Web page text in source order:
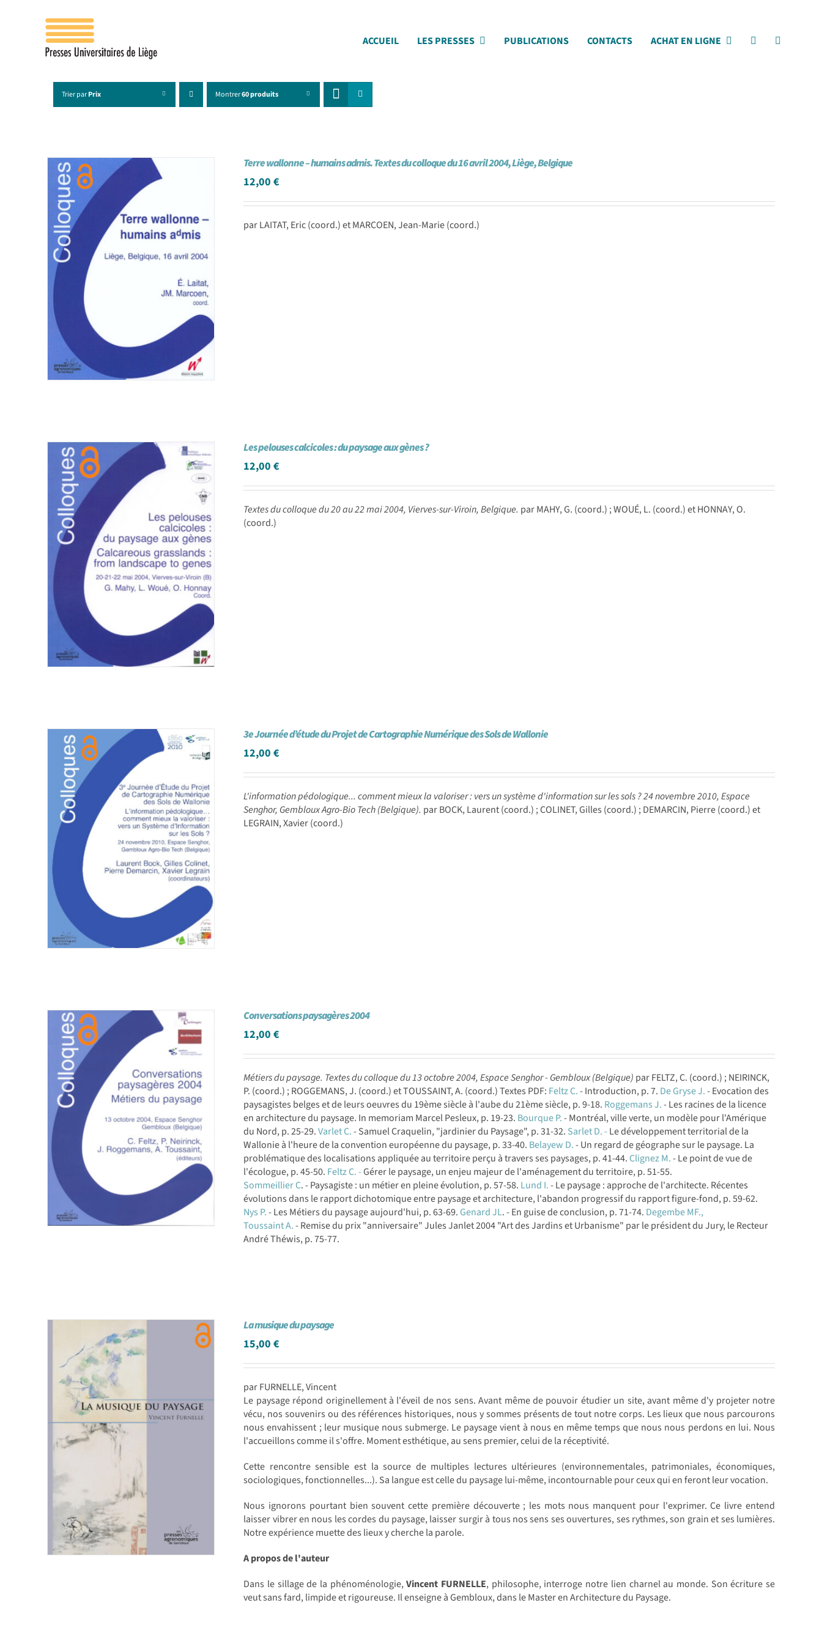
ACCUEIL LES PRESSES PUBLICATIONS CONTACTS ACHAT EN LIGNE
Trier parPrix Montrer60 produits
Terre wallonne – humains admis. Textes du colloque du 16 avril 2004, Liège, Belgique
12,00€
par LAITAT, Eric (coord.) et MARCOEN, Jean-Marie (coord.)
Les pelouses calcicoles : du paysage aux gènes ?
12,00€
Textes du colloque du 20 au 22 mai 2004, Vierves-sur-Viroin, Belgique. par MAHY, G. (coord.) ; WOUÉ, L. (coord.) et HONNAY, O.
(coord.)
3e Journée d’étude du Projet de Cartographie Numérique des Sols de Wallonie
12,00€
L'information pédologique... comment mieux la valoriser : vers un système d'information sur les sols ? 24 novembre 2010, Espace
Senghor, Gembloux Agro-Bio Tech (Belgique). par BOCK, Laurent (coord.) ; COLINET, Gilles (coord.) ; DEMARCIN, Pierre (coord.) et
LEGRAIN, Xavier (coord.)
Conversations paysagères 2004
12,00€
Métiers du paysage. Textes du colloque du 13 octobre 2004, Espace Senghor - Gembloux (Belgique) par FELTZ, C. (coord.) ; NEIRINCK,
P. (coord.) ; ROGGEMANS, J. (coord.) et TOUSSAINT, A. (coord.) Textes PDF: Feltz C.- Introduction, p. 7. De Gryse J.- Evocation des
paysagistes belges et de leurs oeuvres du 19ème siècle à l'aube du 21ème siècle, p. 9-18. Roggemans J.- Les racines de la licence
en architecture du paysage. In memoriam Marcel Pesleux, p. 19-23. Bourque P.- Montréal, ville verte, un modèle pour l'Amérique
du Nord, p. 25-29.Varlet C.- Samuel Craquelin, "jardinier du Paysage", p. 31-32. Sarlet D. -Le développement territorial de la
Wallonie à l'heure de la convention européenne du paysage, p. 33-40. Belayew D.- Un regard de géographe sur le paysage. La
problématique des localisations appliquée au territoire perçu à travers ses paysages, p. 41-44.Clignez M.- Le point de vue de
l'écologue, p. 45-50. Feltz C. -Gérer le paysage, un enjeu majeur de l'aménagement du territoire, p. 51-55.
Sommeillier C. - Paysagiste : un métier en pleine évolution, p. 57-58. Lund I.- Le paysage : approche de l'architecte. Récentes
évolutions dans le rapport dichotomique entre paysage et architecture, l'abandon progressif du rapport figure-fond, p. 59-62.
Nys P.- Les Métiers du paysage aujourd'hui, p. 63-69.Genard JL. - En guise de conclusion, p. 71-74. Degembe MF.,
Toussaint A.- Remise du prix "anniversaire" Jules Janlet 2004 "Art des Jardins et Urbanisme" par le président du Jury, le Recteur
André Théwis, p. 75-77.
La musique du paysage
15,00€
par FURNELLE, Vincent
Le paysage répond originellement à l'éveil de nos sens. Avant même de pouvoir étudier un site, avant même d'y projeter notre
vécu, nos souvenirs ou des références historiques, nous y sommes présents de tout notre corps. Les lieux que nous parcourons
nous envahissent ; leur musique nous submerge. Le paysage vient à nous en même temps que nous nous perdons en lui. Nous
l'accueillons comme il s'offre. Moment esthétique, au sens premier, celui de la réceptivité.
Cette rencontre sensible est la source de multiples lectures ultérieures (environnementales, patrimoniales, économiques,
sociologiques, fonctionnelles...). Sa langue est celle du paysage lui-même, incontournable pour ceux qui en feront leur vocation.
Nous ignorons pourtant bien souvent cette première découverte ; les mots nous manquent pour l'exprimer. Ce livre entend
laisser vibrer en nous les cordes du paysage, laisser surgir à tous nos sens ses ouvertures, ses rythmes, son grain et ses lumières.
Notre expérience muette des lieux y cherche la parole.
A propos de l'auteur
Dans le sillage de la phénoménologie,Vincent FURNELLE, philosophe, interroge notre lien charnel au monde. Son écriture se
veut sans fard, limpide et rigoureuse. Il enseigne à Gembloux, dans le Master en Architecture du Paysage.